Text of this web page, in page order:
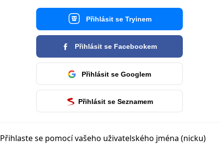
Přihlásit se Tryinem
Přihlásit se Facebookem
Přihlásit se Googlem
Přihlásit se Seznamem
Přihlaste se pomocí vašeho uživatelského jména (nicku)